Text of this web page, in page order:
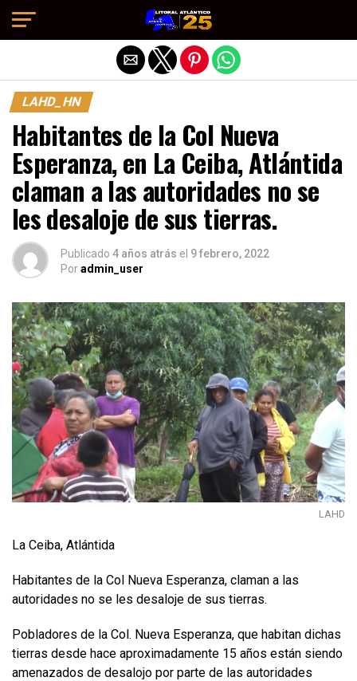
LAHD_HN
Habitantes de la Col Nueva
Esperanza, en La Ceiba, Atlántida
claman a las autoridades no se
les desaloje de sus tierras.
Publicado 4 años atrás el 9 febrero, 2022
Poradmin_user
LAHD
La Ceiba, Atlántida
Habitantes de la Col Nueva Esperanza, claman a las
autoridades no se les desaloje de sus tierras.
Pobladores de la Col. Nueva Esperanza, que habitan dichas
tierras desde hace aproximadamente 15 años están siendo
amenazados de desalojo por parte de las autoridades
Salir de la versión móvil